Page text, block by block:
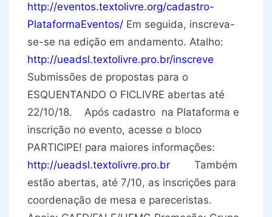
http://eventos.textolivre.org/cadastro-
PlataformaEventos/ Em seguida, inscreva-
se-se na edição em andamento. Atalho:
http://ueadsl.textolivre.pro.br/inscreve
Submissões de propostas para o
ESQUENTANDO O FICLIVRE abertas até
22/10/18. Após cadastro na Plataforma e
inscrição no evento, acesse o bloco
PARTICIPE! para maiores informações:
http://ueadsl.textolivre.pro.br Também
estão abertas, até 7/10, as inscrições para
coordenação de mesa e pareceristas.